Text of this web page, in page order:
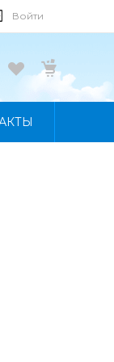
Войти